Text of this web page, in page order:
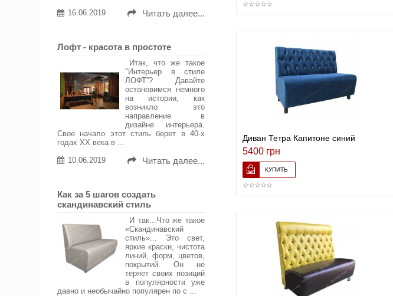
16.06.2019
Читать далее...
Лофт - красота в простоте
Итак, что же такое
"Интерьер в стиле
ЛОФТ”? Давайте
остановимся немного
на истории, как
возникло это
направление в
дизайне интерьера.
Свое начало этот стиль берет в 40-х
годах ХХ века в ...
10.06.2019
Читать далее...
Как за 5 шагов создать
скандинавский стиль
И так...Что же такое
«Скандинавский
стиль»... Это свет,
яркие краски, чистота
линий, форм, цветов,
покрытий. Он не
теряет своих позиций
в популярности уже
давно и необычайно популярен по с ...
Диван Тетра Капитоне синий
5400 грн